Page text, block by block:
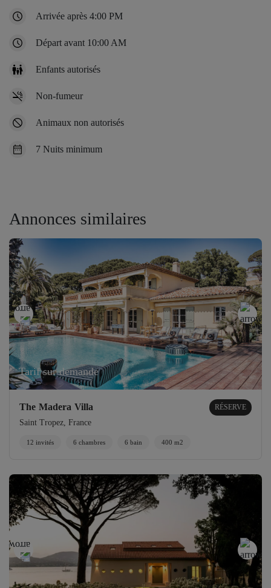
Arrivée après 4:00 PM
Départ avant 10:00 AM
Enfants autorisés
Non-fumeur
Animaux non autorisés
7 Nuits minimum
Annonces similaires
Tarif sur demande
The Madera Villa RÉSERVE
Saint Tropez, France
12 invités 6 chambres 6 bain 400 m2